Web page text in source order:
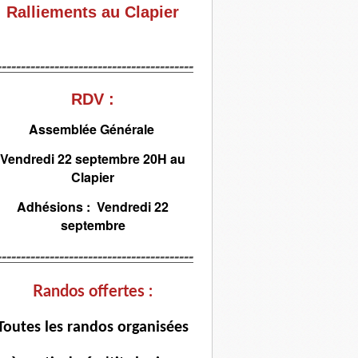
Ralliements au Clapier
RDV :
Assemblée Générale
Vendredi 22 septembre 20H au
Clapier
Adhésions : Vendredi 22
septembre
Randos offertes :
outes les randos organisées